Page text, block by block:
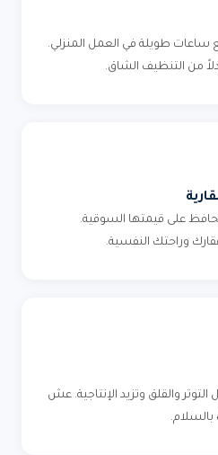
ساعات طويلة في العمل المنزلي.
من التنظيف الشاق.
على قيمتها السوقية.
وراحتك النفسية.
التوتر والقلق وتزيد الإنتاجية. عش